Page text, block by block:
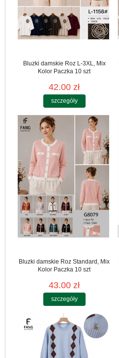
Bluzki damskie Roz L-3XL, Mix
Kolor Paczka 10 szt
42.00 zł
szczegóły
Bluzki damskie Roz Standard, Mix
Kolor Paczka 10 szt
43.00 zł
szczegóły